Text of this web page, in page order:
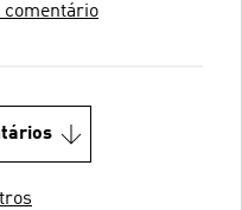
comentário